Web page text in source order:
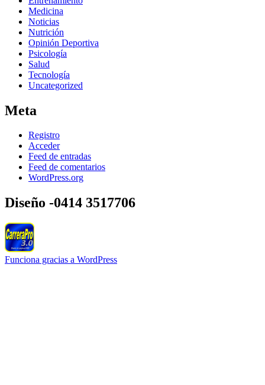
Medicina
Noticias
Nutrición
Opinión Deportiva
Psicología
Salud
Tecnología
Uncategorized
Meta
Registro
Acceder
Feed de entradas
Feed de comentarios
WordPress.org
Diseño -0414 3517706
Funciona gracias a WordPress